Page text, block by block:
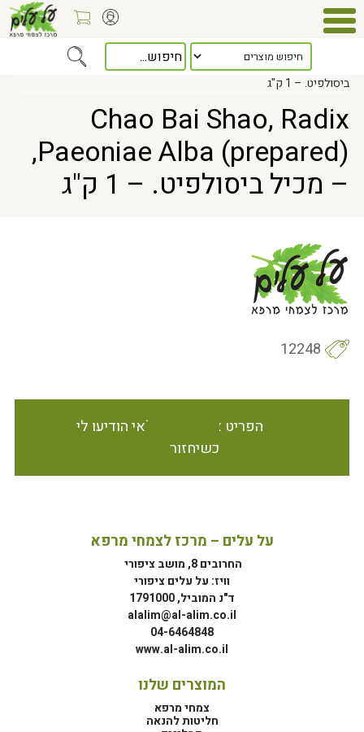
Home> Chao Bai Shao, Radix Paeoniae Alba (prepared), – מכיל
ביסולפיט. – 1 ק"ג
Chao Bai Shao, Radix
Paeoniae Alba (prepared),
– מכיל ביסולפיט. – 1 ק"ג
12248
הפריט אינו זמין במלאי הודיעו לי
כשיחזור
על עלים – מרכז לצמחי מרפא
החרובים 8, מושב ציפורי
וויז: על עלים ציפורי
ד"נ המוביל, 1791000
alalim@al-alim.co.il
04-6464848
www.al-alim.co.il
המוצרים שלנו
צמחי מרפא
חליטות להנאה